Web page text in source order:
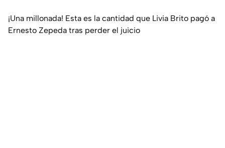
¡Una millonada! Esta es la cantidad que Livia Brito pagó a
Ernesto Zepeda tras perder el juicio